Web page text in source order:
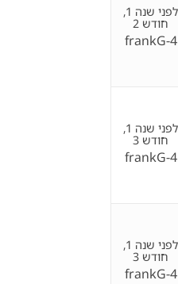
לפני שנה 1,
חודש 2
frankG-4
לפני שנה 1,
חודש 3
frankG-4
לפני שנה 1,
חודש 3
frankG-4